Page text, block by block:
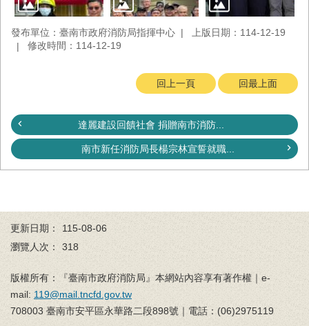
發布單位：臺南市政府消防局指揮中心
上版日期：114-12-19
修改時間：114-12-19
回上一頁 回最上面
達麗建設回饋社會 捐贈南市消防...
南市新任消防局長楊宗林宣誓就職...
更新日期：
115-08-06
瀏覽人次：
318
版權所有：『臺南市政府消防局』本網站內容享有著作權｜e-
mail: 119@mail.tncfd.gov.tw
708003 臺南市安平區永華路二段898號｜電話：(06)2975119